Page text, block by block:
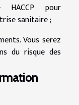
HACCP pour
sanitaire ;
Vous serez
du risque des